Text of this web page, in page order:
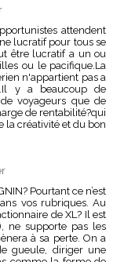
attendent
lucratif pour tous se
être lucratif a un ou
ou le pacifique.La
n'appartient pas a
y a beaucoup de
voyageurs que de
de rentabilité?qui
la créativité et du bon
Pourtant ce n’est
vos rubriques. Au
de XL? Il est
ne supporte pas les
à sa perte. On a
gueule, diriger une